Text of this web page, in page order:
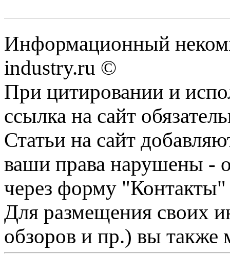
Информационный
industry.ru ©
При цитировании и
ссылка на сайт
Статьи на сайт
ваши права нарушены -
через форму "Контакты"
Для размещения своих
обзоров и пр.) вы также